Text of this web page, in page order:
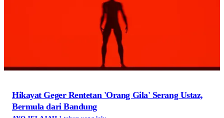
Hikayat Geger Rentetan 'Orang Gila' Serang Ustaz,
Bermula dari Bandung